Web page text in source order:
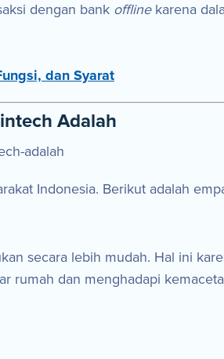
dengan bank offlinekarena
dan Syarat
Adalah
Indonesia. Berikut adalah
secara lebih mudah. Hal ini
rumah dan menghadapi